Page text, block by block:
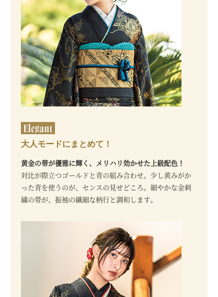
大人モードにまとめて！
黄金の帯が優雅に輝く、メリハリ効かせた上級配色！
対比が際立つゴールドと青の組み合わせ。少し黄みがか
った青を使うのが、センスの見せどころ。細やかな金刺
繍の帯が、振袖の繊細な柄行と調和します。